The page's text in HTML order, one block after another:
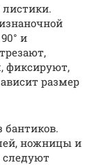
и
фиксируют,
размер
бантиков.
ножницы и
следуют